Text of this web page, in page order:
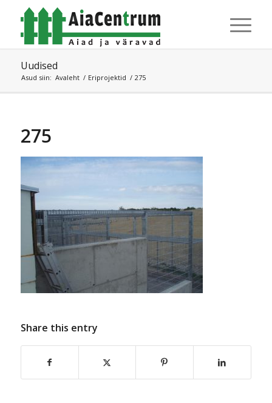
Uudised
Asud siin: Avaleht / Eriprojektid / 275
275
Share this entry